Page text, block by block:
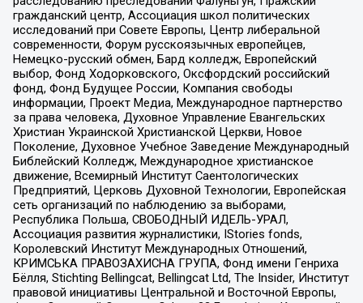
гражданский центр, Ассоциация школ политических
исследований при Совете Европы, Центр либеральной
современности, Форум русскоязычных европейцев,
Немецко-русский обмен, Бард колледж, Европейский
выбор, Фонд Ходорковского, Оксфордский российский
фонд, Фонд Будущее России, Компания свободы
информации, Проект Медиа, Международное партнерство
за права человека, Духовное Управление Евангельских
Христиан Украинской Христианской Церкви, Новое
Поколение, Духовное Учебное Заведение Международный
Библейский Колледж, Международное христианское
движение, Всемирный Институт Саентологических
Предприятий, Церковь Духовной Технологии, Европейская
сеть организаций по наблюдению за выборами,
Республика Польша, СВОБОДНЫЙ ИДЕЛЬ-УРАЛ,
Ассоциация развития журналистики, IStories fonds,
Королевский Институт Международных Отношений,
КРИМСЬКА ПРАВОЗАХИСНА ГРУПА, Фонд имени Генриха
Бёлля, Stichting Bellingcat, Bellingcat Ltd, The Insider, Институт
правовой инициативы Центральной и Восточной Европы,